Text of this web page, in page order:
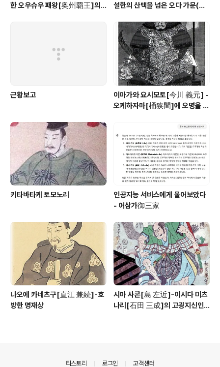
한 오우슈우 패왕[奥州覇王]의 1
설한의 산맥을 넘은 오다 가문(織
근황보고
이마가와 요시모토[今川 義元] -
오케하자마[桶狭間]에 오명을 남
키타바타케 토모노리
인공지능 서비스에게 물어보았다
- 어삼가御三家
나오에 카네츠구[直江 兼続]-호
방한 명재상
시마 사콘[島 左近]-이시다 미츠
나리[石田 三成]의 고굉지신인
티스토리 로그인 고객센터